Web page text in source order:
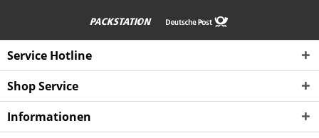
Service Hotline
Shop Service
Informationen